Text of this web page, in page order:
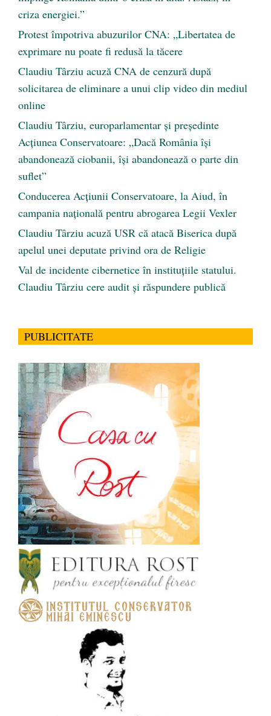
criza energiei.”
Protest împotriva abuzurilor CNA: „Libertatea de
exprimare nu poate fi redusă la tăcere
Claudiu Târziu acuză CNA de cenzură după
solicitarea de eliminare a unui clip video din mediul
online
Claudiu Târziu, europarlamentar și președinte
Acțiunea Conservatoare: „Dacă România își
abandonează ciobanii, își abandonează o parte din
suflet”
Conducerea Acțiunii Conservatoare, la Aiud, în
campania națională pentru abrogarea Legii Vexler
Claudiu Târziu acuză USR că atacă Biserica după
apelul unei deputate privind ora de Religie
Val de incidente cibernetice în instituțiile statului.
Claudiu Târziu cere audit și răspundere publică
PUBLICITATE